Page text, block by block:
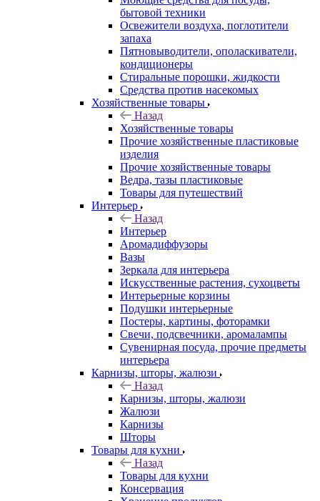
бытовой техники
Освежители воздуха, поглотители
запаха
Пятновыводители, ополаскиватели,
кондиционеры
Стиральные порошки, жидкости
Средства против насекомых
Хозяйственные товары
Назад
Хозяйственные товары
Прочие хозяйственные пластиковые
изделия
Прочие хозяйственные товары
Ведра, тазы пластиковые
Товары для путешествий
Интерьер
Назад
Интерьер
Аромадиффузоры
Вазы
Зеркала для интерьера
Искусственные растения, сухоцветы
Интерьерные корзины
Подушки интерьерные
Постеры, картины, фоторамки
Свечи, подсвечники, аромалампы
Сувенирная посуда, прочие предметы
интерьера
Карнизы, шторы, жалюзи
Назад
Карнизы, шторы, жалюзи
Жалюзи
Карнизы
Шторы
Товары для кухни
Назад
Товары для кухни
Консервация